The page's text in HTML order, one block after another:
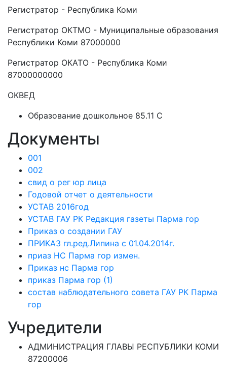
Регистратор - Республика Коми
Регистратор ОКТМО - Муниципальные образования
Республики Коми 87000000
Регистратор ОКАТО - Республика Коми
87000000000
ОКВЕД
Образование дошкольное 85.11 C
Документы
001
002
свид о рег юр лица
Годовой отчет о деятельности
УСТАВ 2016год
УСТАВ ГАУ РК Редакция газеты Парма гор
Приказ о создании ГАУ
ПРИКАЗ гл.ред.Липина с 01.04.2014г.
приаз НС Парма гор измен.
Приказ нс Парма гор
приказ Парма гор (1)
состав наблюдательного совета ГАУ РК Парма
гор
Учредители
АДМИНИСТРАЦИЯ ГЛАВЫ РЕСПУБЛИКИ КОМИ
87200006